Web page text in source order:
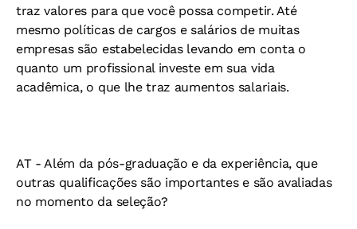
traz valores para que você possa competir. Até
mesmo políticas de cargos e salários de muitas
empresas são estabelecidas levando em conta o
quanto um profissional investe em sua vida
acadêmica, o que lhe traz aumentos salariais.
AT - Além da pós-graduação e da experiência, que
outras qualificações são importantes e são avaliadas
no momento da seleção?